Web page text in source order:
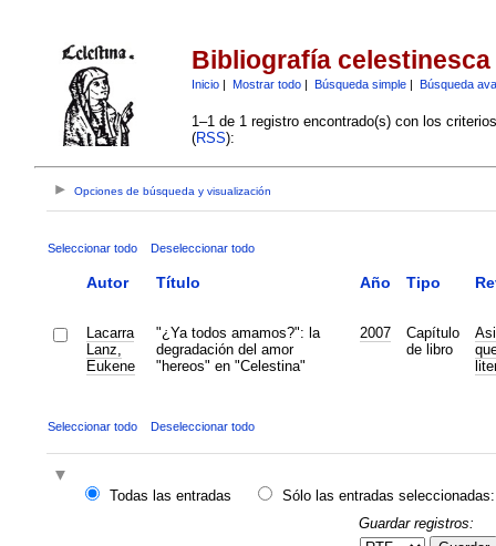
Bibliografía celestinesca
Inicio| Mostrar todo| Búsqueda simple| Búsqueda
1–1 de 1 registro encontrado(s) con los
(RSS):
Opciones de búsqueda y visualización
Seleccionar todo Deseleccionar todo
Autor Título Año Tipo
Lacarra
Lanz,
Eukene
"¿Ya todos amamos?": la
degradación del amor
"hereos" en "Celestina"
2007
Capítulo
de libro
Seleccionar todo Deseleccionar todo
Todas las entradas
Sólo las entradas seleccionadas:
Guardar registros: